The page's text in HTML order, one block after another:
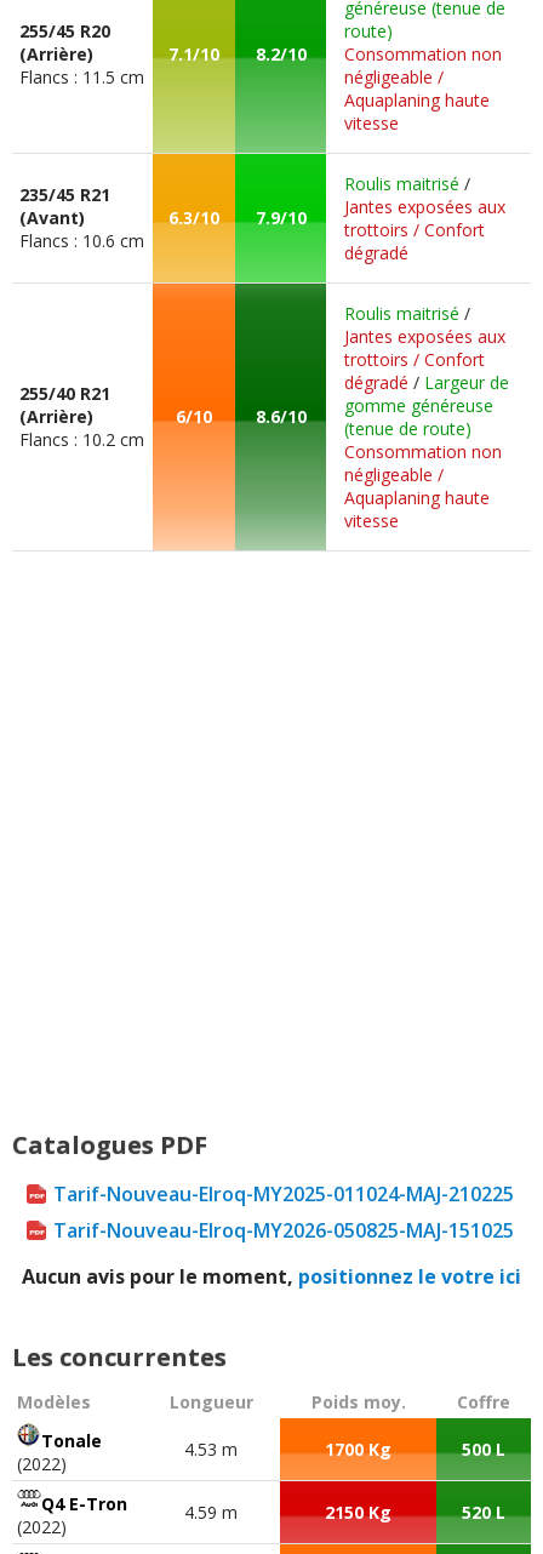
255/45 R20
(Arrière)
Flancs : 11.5 cm
7.1/10 8.2/10
généreuse (tenue de
route)
Consommation non
négligeable /
Aquaplaning haute
vitesse
235/45 R21
(Avant)
Flancs : 10.6 cm
6.3/10 7.9/10
Roulis maitrisé /
Jantes exposées aux
trottoirs / Confort
dégradé
255/40 R21
(Arrière)
Flancs : 10.2 cm
6/10 8.6/10
Roulis maitrisé /
Jantes exposées aux
trottoirs / Confort
dégradé / Largeur de
gomme généreuse
(tenue de route)
Consommation non
négligeable /
Aquaplaning haute
vitesse
Catalogues PDF
Tarif-Nouveau-Elroq-MY2025-011024-MAJ-210225
Tarif-Nouveau-Elroq-MY2026-050825-MAJ-151025
Aucun avis pour le moment, positionnez le votre ici
Les concurrentes
Modèles Longueur Poids moy.
Coffre
Tonale
(2022)
4.53 m 1700 Kg 500 L
Q4 E-Tron
(2022)
4.59 m 2150 Kg 520 L